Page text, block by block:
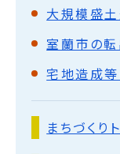
大規模盛
宅地造成
まちづくり